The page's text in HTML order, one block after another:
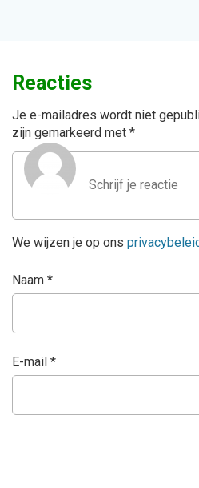
Reacties
Je e-mailadres wordt niet
zijn gemarkeerd met *
We wijzen je op ons
Naam *
E-mail *